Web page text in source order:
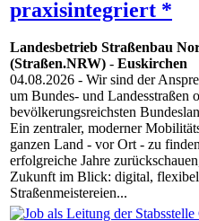
praxisintegriert *
Landesbetrieb Straßenbau
(Straßen.NRW) - Euskirchen
04.08.2026 - Wir sind der
um Bundes- und Landesstraßen
bevölkerungsreichsten
Ein zentraler, moderner
ganzen Land - vor Ort - zu
erfolgreiche Jahre
Zukunft im Blick: digital,
Straßenmeistereien...